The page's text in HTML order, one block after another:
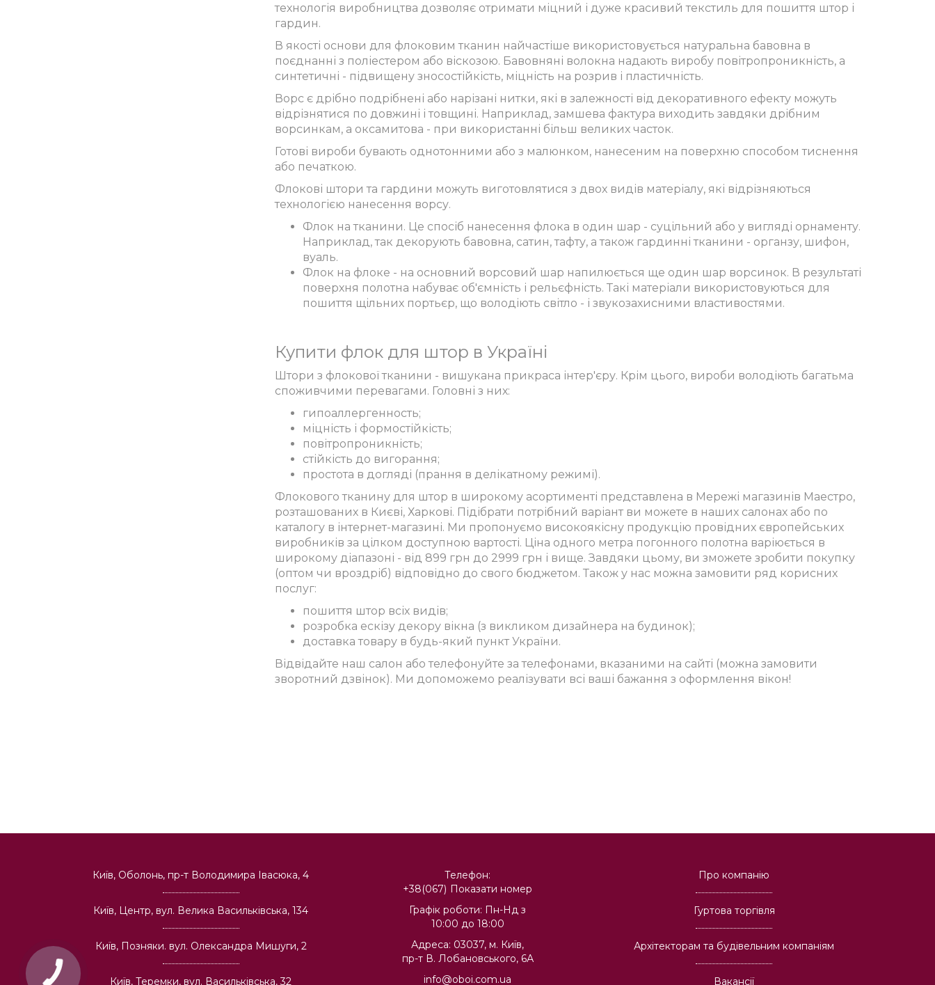
технологія виробництва дозволяє отримати міцний і дуже красивий текстиль для пошиття штор і
гардин.
В якості основи для флоковим тканин найчастіше використовується натуральна бавовна в
поєднанні з поліестером або віскозою. Бавовняні волокна надають виробу повітропроникність, а
синтетичні - підвищену зносостійкість, міцність на розрив і пластичність.
Ворс є дрібно подрібнені або нарізані нитки, які в залежності від декоративного ефекту можуть
відрізнятися по довжині і товщині. Наприклад, замшева фактура виходить завдяки дрібним
ворсинкам, а оксамитова - при використанні більш великих часток.
Готові вироби бувають однотонними або з малюнком, нанесеним на поверхню способом тиснення
або печаткою.
Флокові штори та гардини можуть виготовлятися з двох видів матеріалу, які відрізняються
технологією нанесення ворсу.
Флок на тканини. Це спосіб нанесення флока в один шар - суцільний або у вигляді орнаменту.
Наприклад, так декорують бавовна, сатин, тафту, а також гардинні тканини - органзу, шифон,
вуаль.
Флок на флоке - на основний ворсовий шар напилюється ще один шар ворсинок. В результаті
поверхня полотна набуває об'ємність і рельєфність. Такі матеріали використовуються для
пошиття щільних портьєр, що володіють світло - і звукозахисними властивостями.
Купити флок для штор в Україні
Штори з флокової тканини - вишукана прикраса інтер'єру. Крім цього, вироби володіють багатьма
споживчими перевагами. Головні з них:
гипоаллергенность;
міцність і формостійкість;
повітропроникність;
стійкість до вигорання;
простота в догляді (прання в делікатному режимі).
Флокового тканину для штор в широкому асортименті представлена в Мережі магазинів Маестро,
розташованих в Києві, Харкові. Підібрати потрібний варіант ви можете в наших салонах або по
каталогу в інтернет-магазині. Ми пропонуємо високоякісну продукцію провідних європейських
виробників за цілком доступною вартості. Ціна одного метра погонного полотна варіюється в
широкому діапазоні - від 899 грн до 2999 грн і вище. Завдяки цьому, ви зможете зробити покупку
(оптом чи вроздріб) відповідно до свого бюджетом. Також у нас можна замовити ряд корисних
послуг:
пошиття штор всіх видів;
розробка ескізу декору вікна (з викликом дизайнера на будинок);
доставка товару в будь-який пункт України.
Відвідайте наш салон або телефонуйте за телефонами, вказаними на сайті (можна замовити
зворотний дзвінок). Ми допоможемо реалізувати всі ваші бажання з оформлення вікон!
Київ, Оболонь, пр-т Володимира Івасюка, 4
Київ, Центр, вул. Велика Васильківська, 134
Київ, Позняки. вул. Олександра Мишуги, 2
Київ, Теремки, вул. Васильківська, 32
Телефон:
+38(067) Показати номер
Графік роботи: Пн-Нд з
10:00 до 18:00
Адреса: 03037, м. Київ,
пр-т В. Лобановського, 6А
info@oboi.com.ua
Про компанію
Гуртова торгівля
Архітекторам та будівельним компаніям
Вакансії